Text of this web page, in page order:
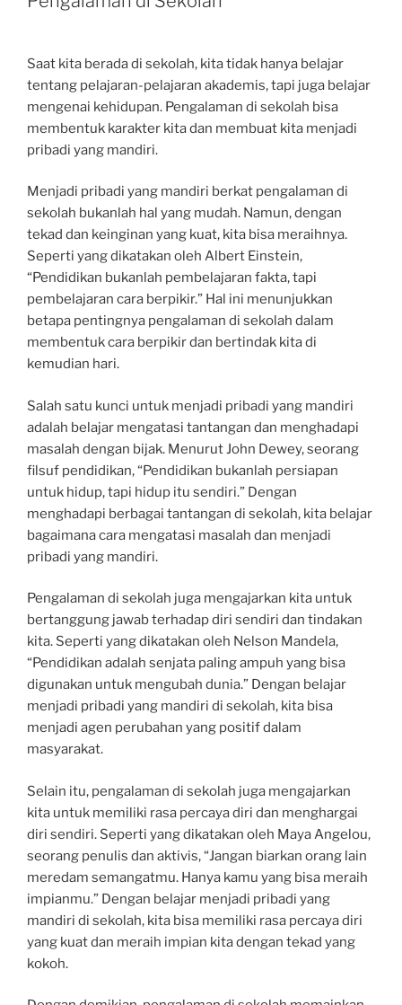
Saat kita berada di sekolah, kita tidak hanya belajar
tentang pelajaran-pelajaran akademis, tapi juga belajar
mengenai kehidupan. Pengalaman di sekolah bisa
membentuk karakter kita dan membuat kita menjadi
pribadi yang mandiri.
Menjadi pribadi yang mandiri berkat pengalaman di
sekolah bukanlah hal yang mudah. Namun, dengan
tekad dan keinginan yang kuat, kita bisa meraihnya.
Seperti yang dikatakan oleh Albert Einstein,
“Pendidikan bukanlah pembelajaran fakta, tapi
pembelajaran cara berpikir.” Hal ini menunjukkan
betapa pentingnya pengalaman di sekolah dalam
membentuk cara berpikir dan bertindak kita di
kemudian hari.
Salah satu kunci untuk menjadi pribadi yang mandiri
adalah belajar mengatasi tantangan dan menghadapi
masalah dengan bijak. Menurut John Dewey, seorang
filsuf pendidikan, “Pendidikan bukanlah persiapan
untuk hidup, tapi hidup itu sendiri.” Dengan
menghadapi berbagai tantangan di sekolah, kita belajar
bagaimana cara mengatasi masalah dan menjadi
pribadi yang mandiri.
Pengalaman di sekolah juga mengajarkan kita untuk
bertanggung jawab terhadap diri sendiri dan tindakan
kita. Seperti yang dikatakan oleh Nelson Mandela,
“Pendidikan adalah senjata paling ampuh yang bisa
digunakan untuk mengubah dunia.” Dengan belajar
menjadi pribadi yang mandiri di sekolah, kita bisa
menjadi agen perubahan yang positif dalam
masyarakat.
Selain itu, pengalaman di sekolah juga mengajarkan
kita untuk memiliki rasa percaya diri dan menghargai
diri sendiri. Seperti yang dikatakan oleh Maya Angelou,
seorang penulis dan aktivis, “Jangan biarkan orang lain
meredam semangatmu. Hanya kamu yang bisa meraih
impianmu.” Dengan belajar menjadi pribadi yang
mandiri di sekolah, kita bisa memiliki rasa percaya diri
yang kuat dan meraih impian kita dengan tekad yang
kokoh.